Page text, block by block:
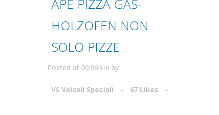
APE PIZZA GAS-
HOLZOFEN NON
SOLO PIZZE
Posted at 00:06h in by
VS Veicoli Speciali 67 Likes